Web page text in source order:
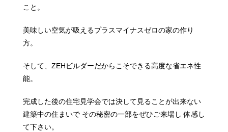
こと。
美味しい空気が吸えるプラスマイナスゼロの家の作り
方。
そして、ZEHビルダーだからこそできる高度な省エネ性
能。
完成した後の住宅見学会では決して見ることが出来ない
建築中の住まいで その秘密の一部をぜひご来場し 体感し
て下さい。